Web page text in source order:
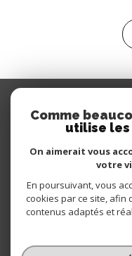
© 2026 | TOUS DROITS
Comme
utilise les
On aimerait vous
votre
En poursuivant, vous
cookies par ce site, afin
contenus adaptés et